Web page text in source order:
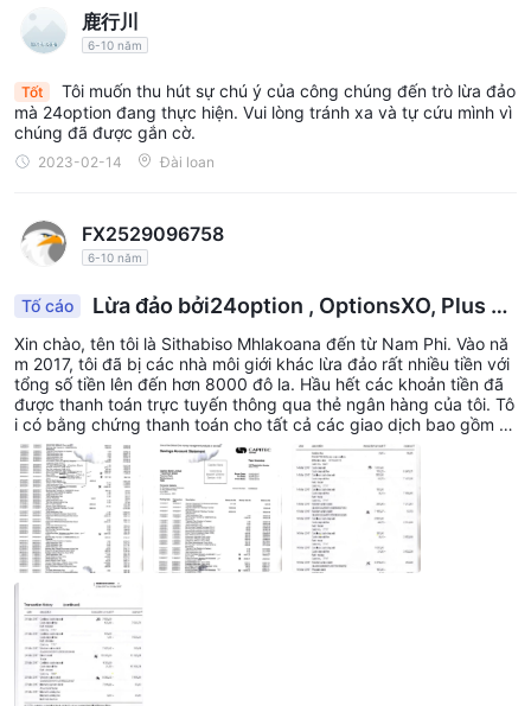
鹿行川
6-10 năm
Tốt
Tôi muốn thu hút sự chú ý của công chúng đến trò lừa đảo
mà 24option đang thực hiện. Vui lòng tránh xa và tự cứu mình vì
chúng đã được gắn cờ.
2023-02-14 Đài loan
FX2529096758
6-10 năm
Tố cáo
Lừa đảo bởi24option , OptionsXO, Plus O
ption, v.v.
Xin chào, tên tôi là Sithabiso Mhlakoana đến từ Nam Phi. Vào nă
m 2017, tôi đã bị các nhà môi giới khác lừa đảo rất nhiều tiền với
tổng số tiền lên đến hơn 8000 đô la. Hầu hết các khoản tiền đã
được thanh toán trực tuyến thông qua thẻ ngân hàng của tôi. Tô
i có bằng chứng thanh toán cho tất cả các giao dịch bao gồm m
ột số cuộc trò chuyện của chúng tôi với họ khi tôi đang cố gắng
đòi lại tiền của mình. Trong một số trường hợp, tôi đã kiếm được
một số lợi nhuận sau khi giao dịch, nhưng khi tôi muốn rút tiền, h
ọ sẽ từ chối xử lý cho đến khi họ chặn bất kỳ phương tiện nào